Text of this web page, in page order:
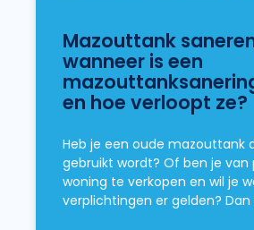
Mazouttank
wanneer is een
en hoe verloopt ze?
Heb je een oude mazouttank
gebruikt wordt? Of ben je van
woning te verkopen en wil je
verplichtingen er gelden? Dan